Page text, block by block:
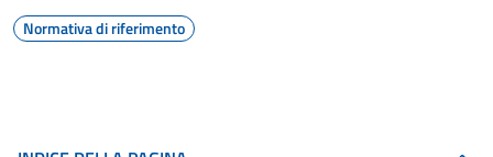
Normativa di riferimento